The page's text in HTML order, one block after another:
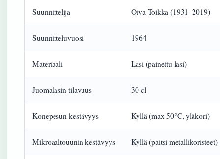
Suunnittelija Oiva Toikka (1931–2019)
Suunnitteluvuosi 1964
Materiaali Lasi (painettu lasi)
Juomalasin tilavuus 30 cl
Konepesun kestävyys Kyllä (max 50°C, yläkori)
Mikroaaltouunin kestävyys Kyllä (paitsi metallikoristeet)